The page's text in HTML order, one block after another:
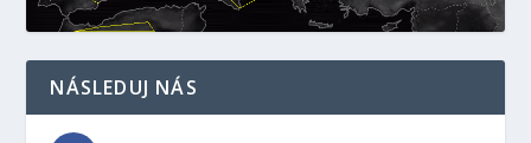
NÁSLEDUJ NÁS